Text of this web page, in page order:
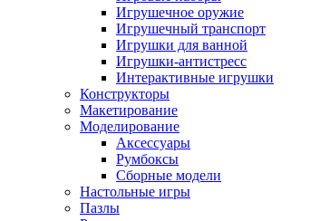
Игрушечное оружие
Игрушечный транспорт
Игрушки для ванной
Игрушки-антистресс
Интерактивные игрушки
Конструкторы
Макетирование
Моделирование
Аксессуары
Румбоксы
Сборные модели
Настольные игры
Пазлы